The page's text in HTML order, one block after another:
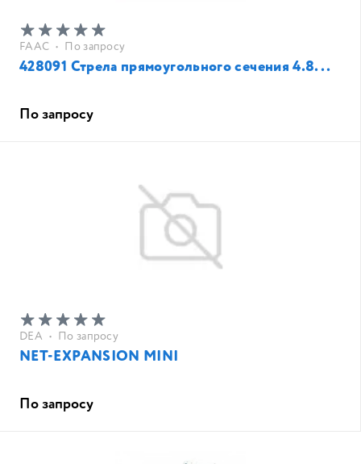
FAAC • По запросу
428091 Стрела прямоугольного сечения 4.8...
По запросу
DEA • По запросу
NET-EXPANSION MINI
По запросу